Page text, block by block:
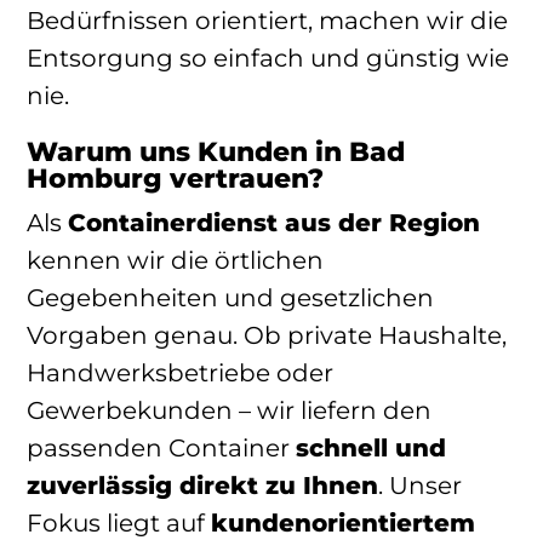
Bedürfnissen orientiert, machen wir die
Entsorgung so einfach und günstig wie
nie.
Warum uns Kunden in Bad
Homburg vertrauen?
Als Containerdienst aus der Region
kennen wir die örtlichen
Gegebenheiten und gesetzlichen
Vorgaben genau. Ob private Haushalte,
Handwerksbetriebe oder
Gewerbekunden – wir liefern den
passenden Container schnell und
zuverlässig direkt zu Ihnen. Unser
Fokus liegt auf kundenorientiertem